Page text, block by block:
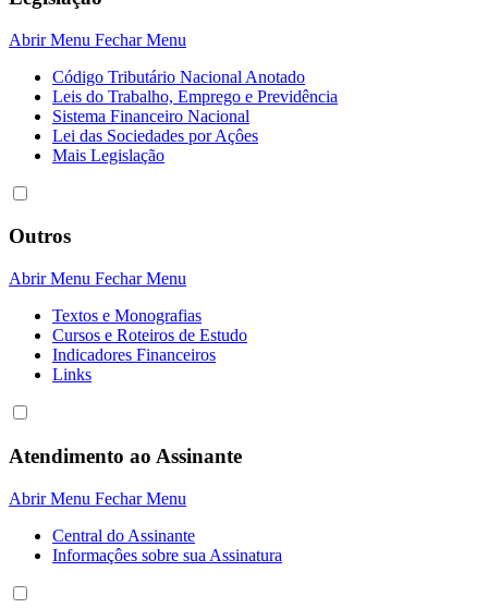
Abrir Menu Fechar Menu
Código Tributário Nacional Anotado
Leis do Trabalho, Emprego e Previdência
Sistema Financeiro Nacional
Lei das Sociedades por Açôes
Mais Legislação
Outros
Abrir Menu Fechar Menu
Textos e Monografias
Cursos e Roteiros de Estudo
Indicadores Financeiros
Links
Atendimento ao Assinante
Abrir Menu Fechar Menu
Central do Assinante
Informaçôes sobre sua Assinatura